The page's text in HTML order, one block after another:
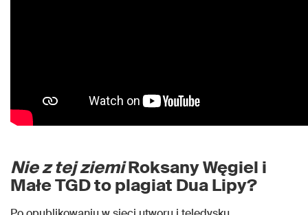
Nie z tej ziemiRoksany Węgiel i
Małe TGD to plagiat Dua Lipy?